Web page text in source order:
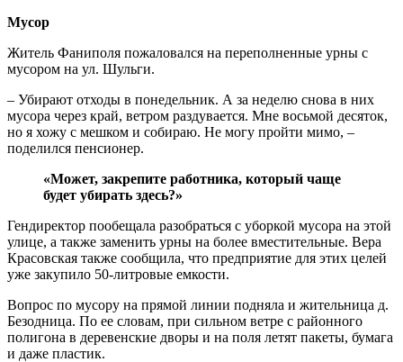
Мусор
Житель Фаниполя пожаловался на переполненные урны с
мусором на ул. Шульги.
– Убирают отходы в понедельник. А за неделю снова в них
мусора через край, ветром раздувается. Мне восьмой десяток,
но я хожу с мешком и собираю. Не могу пройти мимо, –
поделился пенсионер.
«Может, закрепите работника, который чаще
будет убирать здесь?»
Гендиректор пообещала разобраться с уборкой мусора на этой
улице, а также заменить урны на более вместительные. Вера
Красовская также сообщила, что предприятие для этих целей
уже закупило 50-литровые емкости.
Вопрос по мусору на прямой линии подняла и жительница д.
Безодница. По ее словам, при сильном ветре с районного
полигона в деревенские дворы и на поля летят пакеты, бумага
и даже пластик.